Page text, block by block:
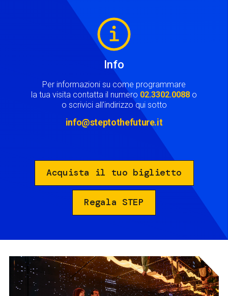
Info
Per informazioni su come programmare
la tua visita contatta il numero 02.3302.0088 o
o scrivici all'indirizzo qui sotto
info@steptothefuture.it
Acquista il tuo biglietto
Regala STEP